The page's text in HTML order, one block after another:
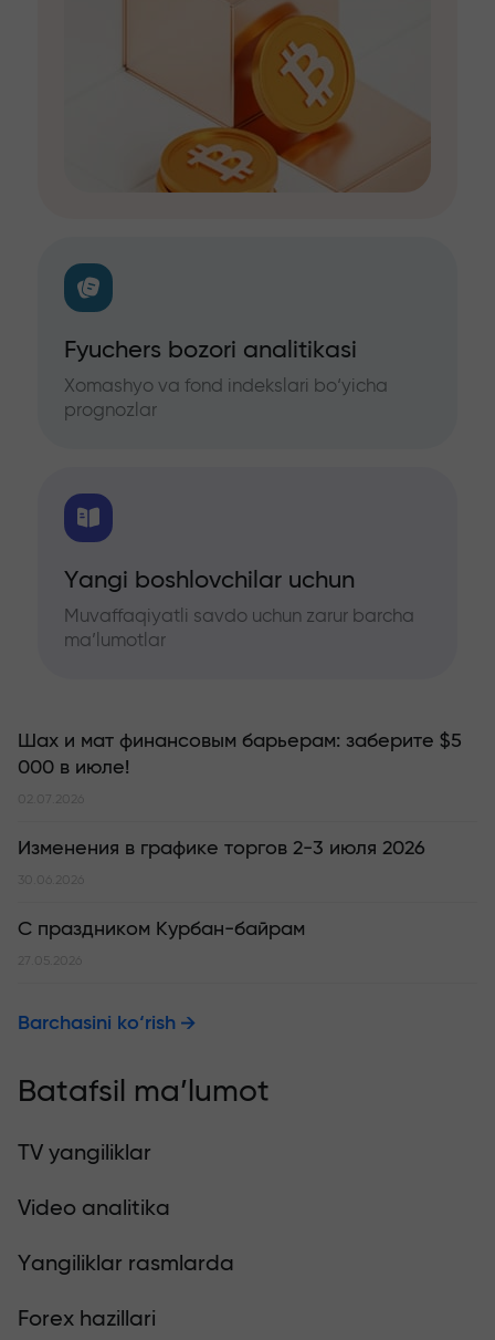
Fyuchers bozori analitikasi
Xomashyo va fond indekslari bo‘yicha
prognozlar
Yangi boshlovchilar uchun
Muvaffaqiyatli savdo uchun zarur barcha
ma’lumotlar
Шах и мат финансовым барьерам: заберите $5
000 в июле!
02.07.2026
Изменения в графике торгов 2-3 июля 2026
30.06.2026
С праздником Курбан-байрам
27.05.2026
Barchasini ko‘rish
Batafsil ma’lumot
TV yangiliklar
Video analitika
Yangiliklar rasmlarda
Forex hazillari